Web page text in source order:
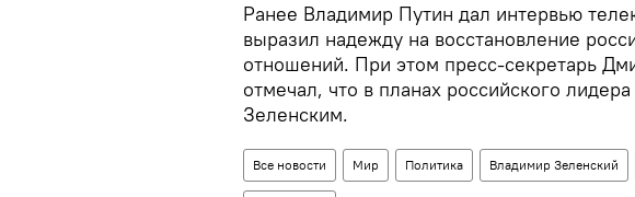
Ранее Владимир Путин дал интервью
выразил надежду на восстановление
отношений. При этом пресс-секретарь
отмечал, что в планах российского
Зеленским.
Все новости Мир Политика Владимир Зеленский